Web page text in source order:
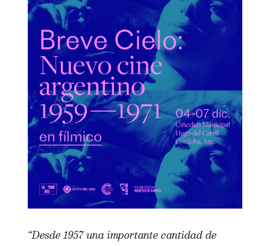
“Desde 1957 una importante cantidad de